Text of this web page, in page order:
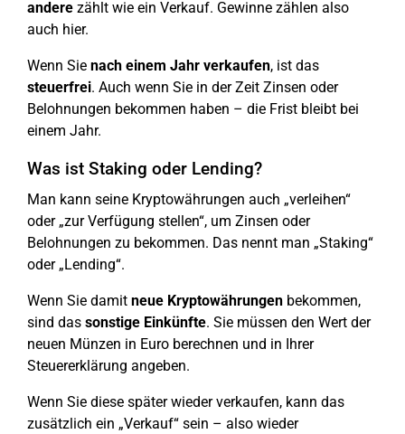
andere zählt wie ein Verkauf. Gewinne zählen also
auch hier.
Wenn Sie nach einem Jahr verkaufen, ist das
steuerfrei. Auch wenn Sie in der Zeit Zinsen oder
Belohnungen bekommen haben – die Frist bleibt bei
einem Jahr.
Was ist Staking oder Lending?
Man kann seine Kryptowährungen auch „verleihen“
oder „zur Verfügung stellen“, um Zinsen oder
Belohnungen zu bekommen. Das nennt man „Staking“
oder „Lending“.
Wenn Sie damit neue Kryptowährungen bekommen,
sind das sonstige Einkünfte. Sie müssen den Wert der
neuen Münzen in Euro berechnen und in Ihrer
Steuererklärung angeben.
Wenn Sie diese später wieder verkaufen, kann das
zusätzlich ein „Verkauf“ sein – also wieder